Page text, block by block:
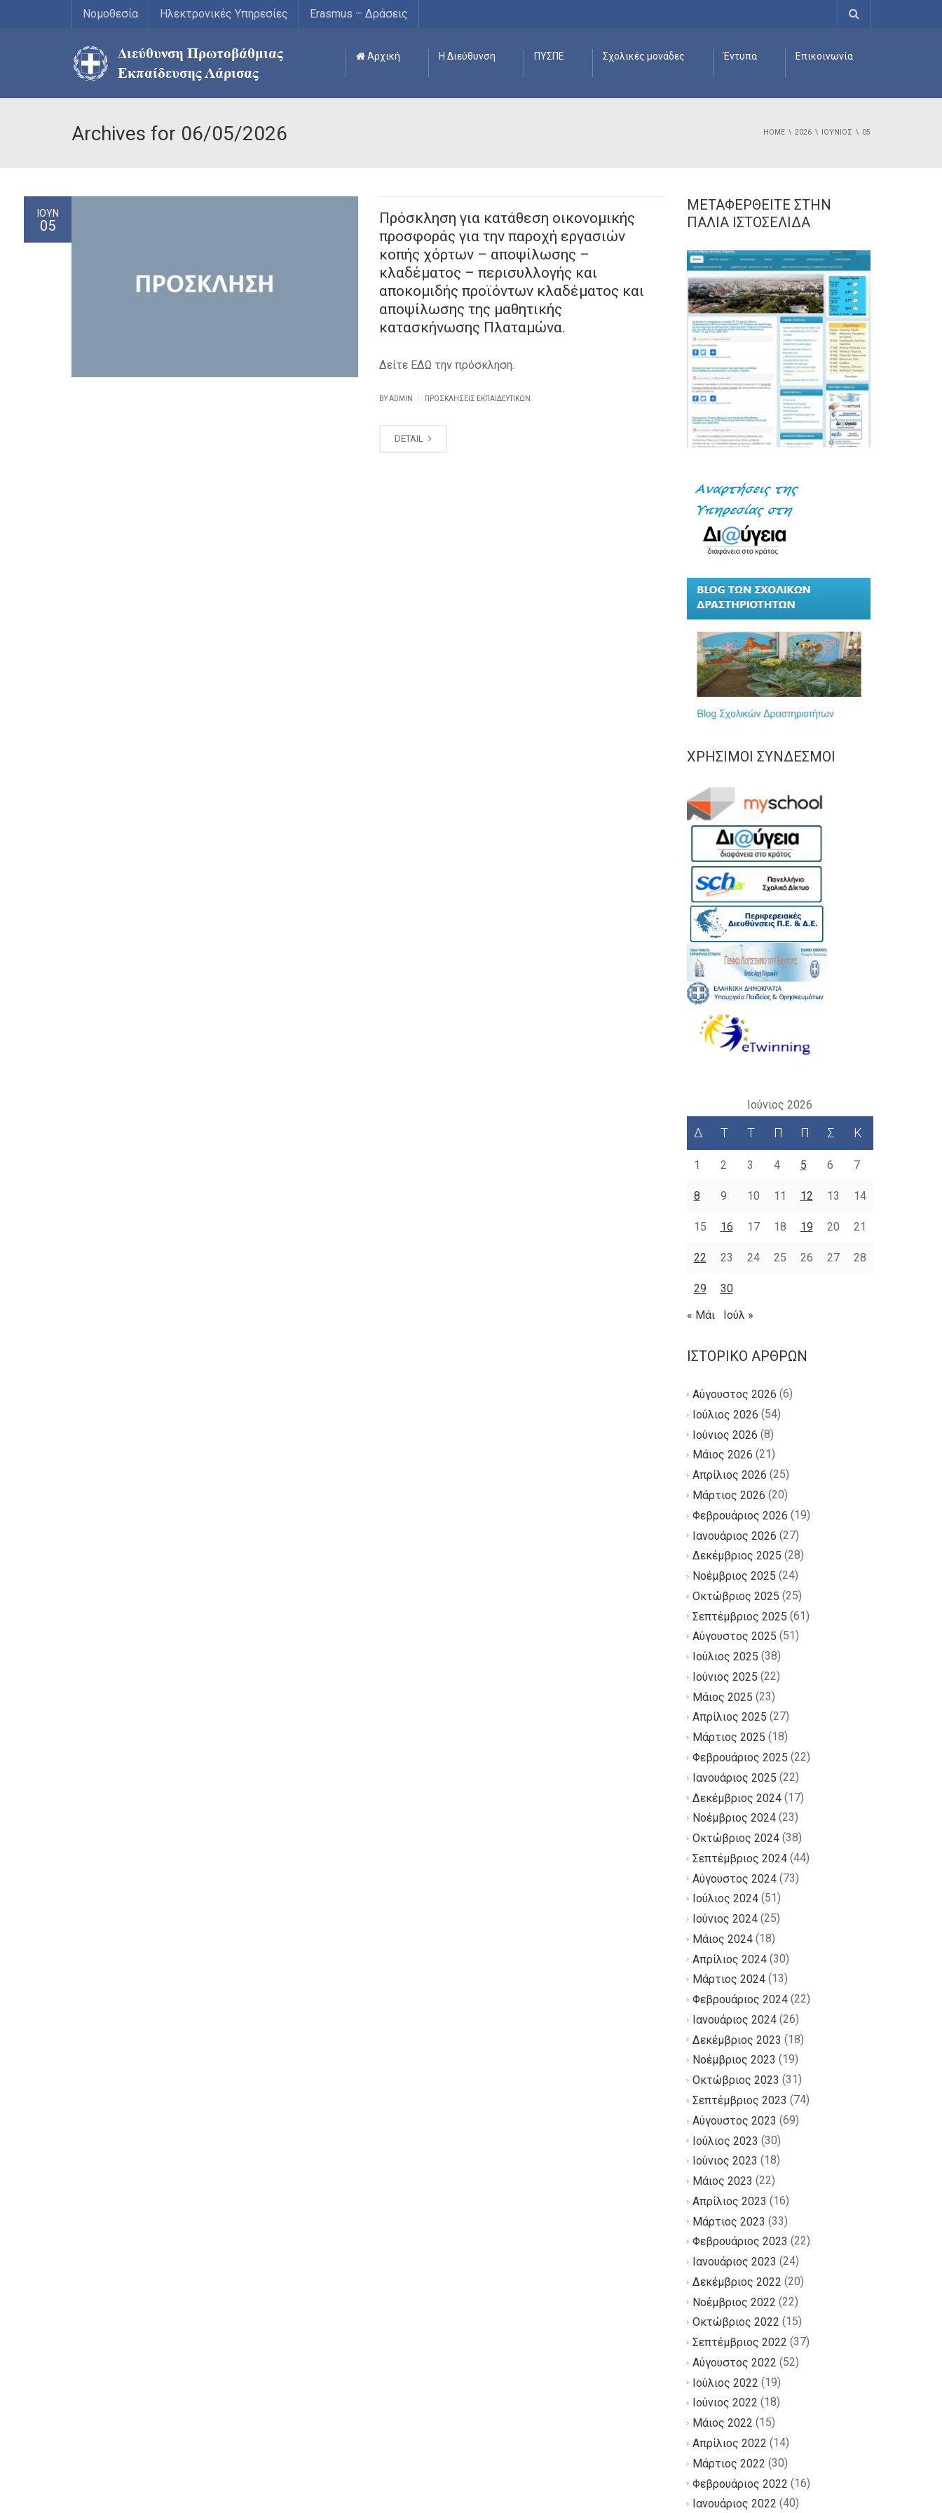
Νομοθεσία Ηλεκτρονικές Υπηρεσίες Erasmus – Δράσεις
Αρχική Η Διεύθυνση ΠΥΣΠΕ Σχολικές μονάδες Έντυπα Επικοινωνία
Archives for 06/05/2026 HOME 2026 ΙΟΎΝΙΟΣ 05
ΙΟΎΝ
05
Πρόσκληση για κατάθεση οικονομικής
προσφοράς για την παροχή εργασιών
κοπής χόρτων – αποψίλωσης –
κλαδέματος – περισυλλογής και
αποκομιδής προϊόντων κλαδέματος και
αποψίλωσης της μαθητικής
κατασκήνωσης Πλαταμώνα.
Δείτε ΕΔΩ την πρόσκληση.
BY ADMIN ΠΡΟΣΚΛΗΣΕΙΣ ΕΚΠΑΙΔΕΥΤΙΚΏΝ
DETAIL
ΜΕΤΑΦΕΡΘΕΊΤΕ ΣΤΗΝ
ΠΑΛΙΆ ΙΣΤΟΣΕΛΊΔΑ
ΧΡΉΣΙΜΟΙ ΣΎΝΔΕΣΜΟΙ
Ιούνιος 2026
Δ Τ Τ Π Π Σ Κ
1 2 3 4 5 6 7
8 9 10 11 12 13 14
15 16 17 18 19 20 21
22 23 24 25 26 27 28
29
30
« Μάι
Ιούλ »
ΙΣΤΟΡΙΚΌ ΆΡΘΡΩΝ
Αύγουστος 2026 (6)
Ιούλιος 2026 (54)
Ιούνιος 2026 (8)
Μάιος 2026 (21)
Απρίλιος 2026 (25)
Μάρτιος 2026 (20)
Φεβρουάριος 2026 (19)
Ιανουάριος 2026 (27)
Δεκέμβριος 2025 (28)
Νοέμβριος 2025 (24)
Οκτώβριος 2025 (25)
Σεπτέμβριος 2025 (61)
Αύγουστος 2025 (51)
Ιούλιος 2025 (38)
Ιούνιος 2025 (22)
Μάιος 2025 (23)
Απρίλιος 2025 (27)
Μάρτιος 2025 (18)
Φεβρουάριος 2025 (22)
Ιανουάριος 2025 (22)
Δεκέμβριος 2024(17)
Νοέμβριος 2024(23)
Οκτώβριος 2024(38)
Σεπτέμβριος 2024(44)
Αύγουστος 2024(73)
Ιούλιος 2024(51)
Ιούνιος 2024(25)
Μάιος 2024(18)
Απρίλιος 2024(30)
Μάρτιος 2024(13)
Φεβρουάριος 2024(22)
Ιανουάριος 2024(26)
Δεκέμβριος 2023 (18)
Νοέμβριος 2023 (19)
Οκτώβριος 2023 (31)
Σεπτέμβριος 2023 (74)
Αύγουστος 2023 (69)
Ιούλιος 2023 (30)
Ιούνιος 2023 (18)
Μάιος 2023 (22)
Απρίλιος 2023 (16)
Μάρτιος 2023 (33)
Φεβρουάριος 2023 (22)
Ιανουάριος 2023 (24)
Δεκέμβριος 2022 (20)
Νοέμβριος 2022 (22)
Οκτώβριος 2022 (15)
Σεπτέμβριος 2022 (37)
Αύγουστος 2022 (52)
Ιούλιος 2022 (19)
Ιούνιος 2022 (18)
Μάιος 2022 (15)
Απρίλιος 2022 (14)
Μάρτιος 2022 (30)
Φεβρουάριος 2022 (16)
Ιανουάριος 2022 (40)